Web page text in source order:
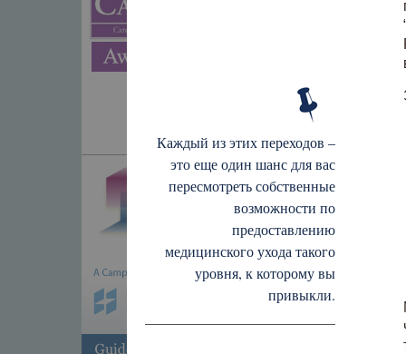
Каждый из этих переходов –
это еще один шанс для вас
пересмотреть собственные
возможности по
предоставлению
медицинского ухода такого
уровня, к которому вы
привыкли.